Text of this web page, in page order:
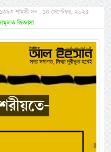
শামসী সন , ১৪ সেপ্টেম্বর, ২০২৫
জিজ্ঞাসা